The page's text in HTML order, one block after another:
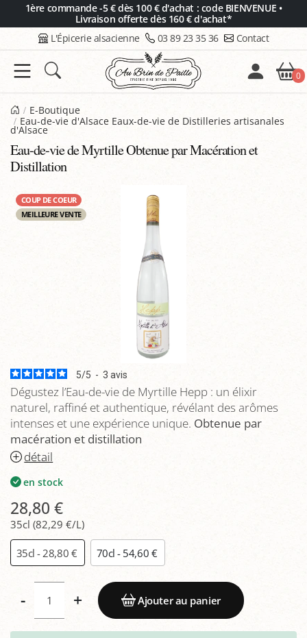
1ère commande -5 € dès 100 € d'achat : code BIENVENUE •
Livraison offerte dès 160 € d'achat*
L'Épicerie alsacienne 03 89 23 35 36 Contact
0
E-Boutique
Eau-de-vie d'Alsace Eaux-de-vie de Distilleries artisanales
d'Alsace
Eau-de-vie de Myrtille Obtenue par Macération et
Distillation
COUP DE COEUR
MEILLEURE VENTE
5/5 - 3 avis
Dégustez l’Eau-de-vie de Myrtille Hepp : un élixir
naturel, raffiné et authentique, révélant des arômes
intenses et une expérience unique. Obtenue par
macération et distillation
détail
en stock
28,80 €
35cl (82,29 €/L)
35cl - 28,80 € 70cl - 54,60 €
- + Ajouter au panier
Panneau de gestion des cookies